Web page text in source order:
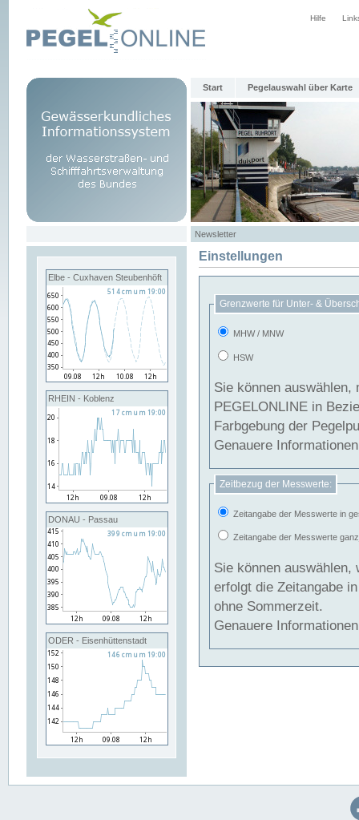
Hilfe
Start Pegelauswahl über Karte
Newsletter
Elbe - Cuxhaven Steubenhöft
RHEIN - Koblenz
DONAU - Passau
ODER - Eisenhüttenstadt
Einstellungen
Grenzwerte für Unter- &
MHW / MNW
HSW
Sie können
PEGELONLINE in Beziehung
Farbgebung der
Genauere
Zeitbezug der Messwerte:
Zeitangabe der Messwerte in
Zeitangabe der Messwerte
Sie können auswählen,
erfolgt die Zeitangabe
ohne Sommerzeit.
Genauere